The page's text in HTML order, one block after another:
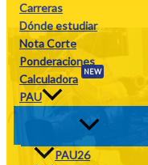
Carreras
Dónde estudiar
Nota Corte
Ponderaciones
Calculadora
NEW
PAU
PAU26